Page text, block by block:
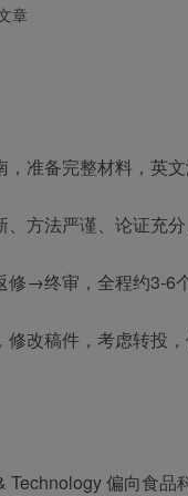
章
，准备完整材料，英文
、方法严谨、论证充分
→终审，全程约3-6个
改稿件，考虑转投，
Technology 偏向食